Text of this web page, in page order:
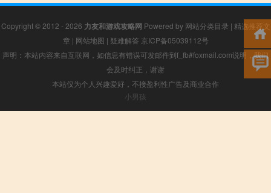
Copyright © 2012 - 2026 力友和游戏攻略网 Powered by 网站分类目录 | 精选推荐文
章 | 网站地图 | 疑难解答 京ICP备05039112号
声明：本站内容来自互联网，如信息有错误可发邮件到f_fb#foxmail.com说明，我们
会及时纠正，谢谢
本站仅为个人兴趣爱好，不接盈利性广告及商业合作
小男孩